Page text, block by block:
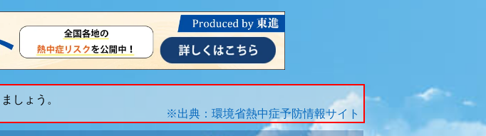
しょう。
※出典：環境省熱中症予防情報サイト